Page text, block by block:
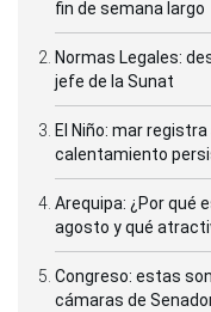
fin de semana largo
Normas Legales:
jefe de la Sunat
El Niño: mar
calentamiento
Arequipa: ¿Por qué
agosto y qué
Congreso: estas
cámaras de